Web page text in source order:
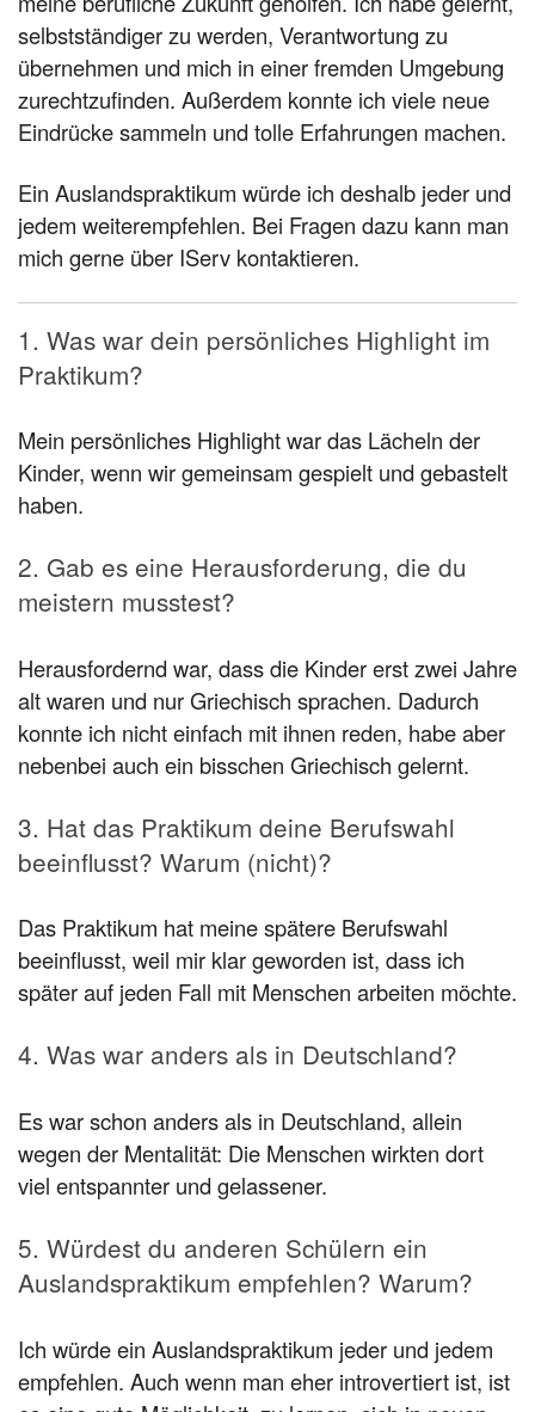
selbstständiger zu werden, Verantwortung zu
übernehmen und mich in einer fremden Umgebung
zurechtzufinden. Außerdem konnte ich viele neue
Eindrücke sammeln und tolle Erfahrungen machen.
Ein Auslandspraktikum würde ich deshalb jeder und
jedem weiterempfehlen. Bei Fragen dazu kann man
mich gerne über IServ kontaktieren.
1. Was war dein persönliches Highlight im
Praktikum?
Mein persönliches Highlight war das Lächeln der
Kinder, wenn wir gemeinsam gespielt und gebastelt
haben.
2. Gab es eine Herausforderung, die du
meistern musstest?
Herausfordernd war, dass die Kinder erst zwei Jahre
alt waren und nur Griechisch sprachen. Dadurch
konnte ich nicht einfach mit ihnen reden, habe aber
nebenbei auch ein bisschen Griechisch gelernt.
3. Hat das Praktikum deine Berufswahl
beeinflusst? Warum (nicht)?
Das Praktikum hat meine spätere Berufswahl
beeinflusst, weil mir klar geworden ist, dass ich
später auf jeden Fall mit Menschen arbeiten möchte.
4. Was war anders als in Deutschland?
Es war schon anders als in Deutschland, allein
wegen der Mentalität: Die Menschen wirkten dort
viel entspannter und gelassener.
5. Würdest du anderen Schülern ein
Auslandspraktikum empfehlen? Warum?
Ich würde ein Auslandspraktikum jeder und jedem
empfehlen. Auch wenn man eher introvertiert ist, ist